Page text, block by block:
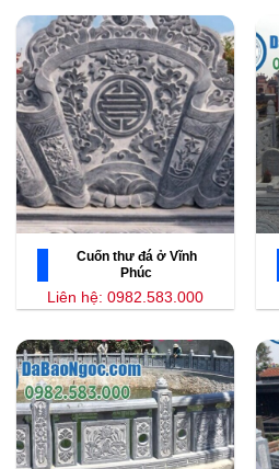
Cuốn thư đá ở Vĩnh
Phúc
Liên hệ: 0982.583.000